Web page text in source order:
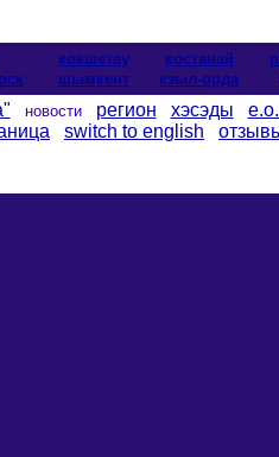
кокшетау костанай
шымкент кзыл-орда
новости регион хэсэды
switch to english